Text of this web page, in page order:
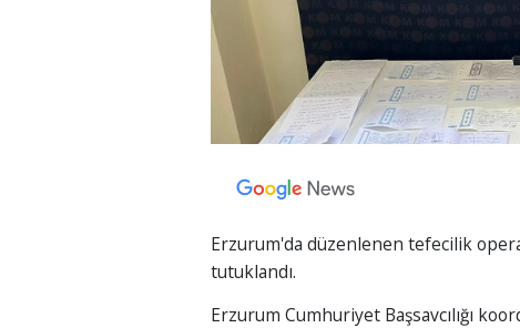
Erzurum'da düzenlenen tefecilik
tutuklandı.
Erzurum Cumhuriyet Başsavcılığı